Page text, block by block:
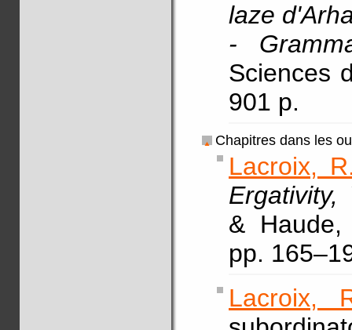
laze
-
Sciences
901 p.
Chapitres dans les
Lacroix,
Ergativity,
&
pp.
Lacroix,